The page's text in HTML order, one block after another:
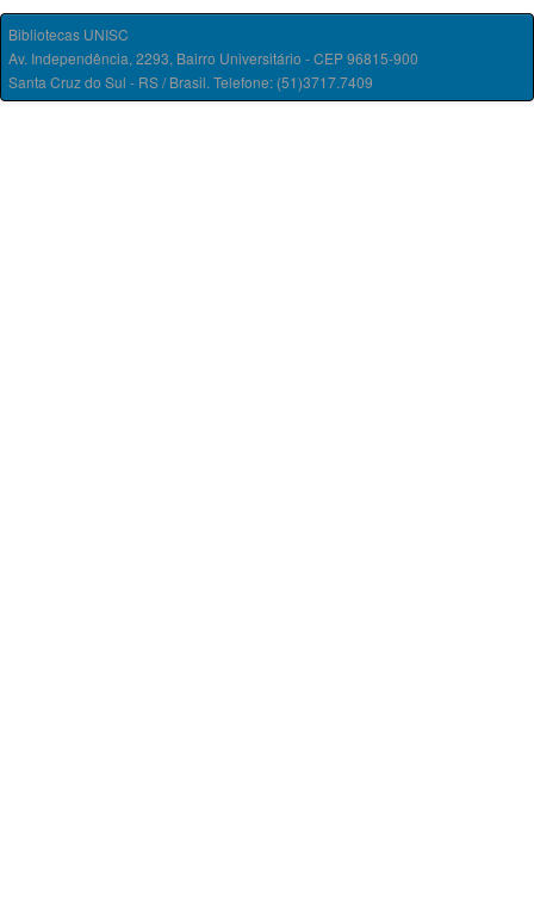
Bibliotecas UNISC
Av. Independência, 2293, Bairro Universitário - CEP 96815-900
Santa Cruz do Sul - RS / Brasil. Telefone: (51)3717.7409